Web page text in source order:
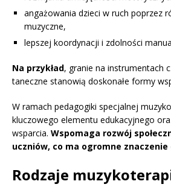
angażowania dzieci w ruch poprzez
muzyczne,
lepszej koordynacji i zdolności
Na przykład, granie na instrumentach
taneczne stanowią doskonałe formy
W ramach pedagogiki specjalnej
kluczowego elementu edukacyjnego
wsparcia. Wspomaga rozwój
uczniów, co ma ogromne znaczenie
Rodzaje